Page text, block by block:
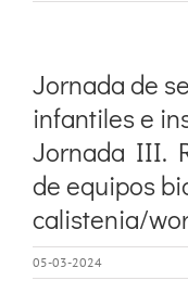
Jornada de
infantiles e
Jornada III.
de equipos
calistenia/
05-03-2024